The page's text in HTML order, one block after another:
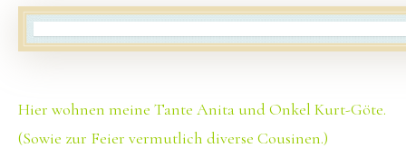
Hier wohnen meine Tante Anita und Onkel Kurt-Göte.
(Sowie zur Feier vermutlich diverse Cousinen.)